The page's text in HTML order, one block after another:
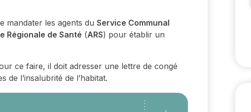
mandater les agents du Service Communal
Régionale de Santé (ARS) pour établir un
ce faire, il doit adresser une lettre de congé
l’insalubrité de l’habitat.